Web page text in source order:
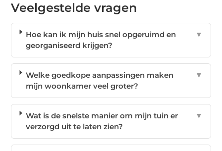
Veelgestelde vragen
Hoe kan ik mijn huis snel opgeruimd en
georganiseerd krijgen?
▼
Welke goedkope aanpassingen maken
mijn woonkamer veel groter?
▼
Wat is de snelste manier om mijn tuin er
verzorgd uit te laten zien?
▼